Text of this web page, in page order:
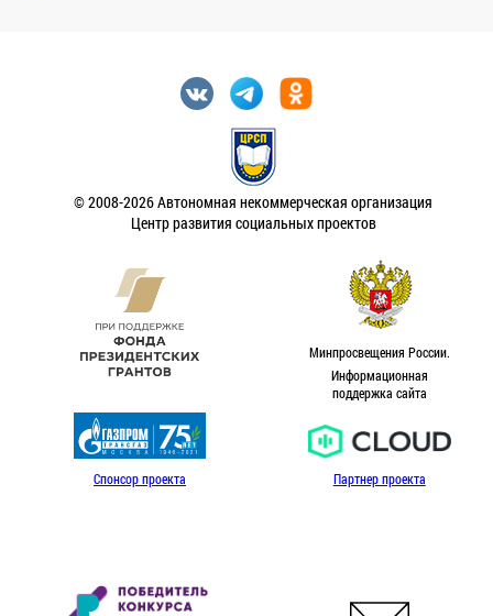
© 2008-2026 Автономная некоммерческая организация
Центр развития социальных проектов
Минпросвещения России.
Информационная
поддержка сайта
Спонсор проекта Партнер проекта